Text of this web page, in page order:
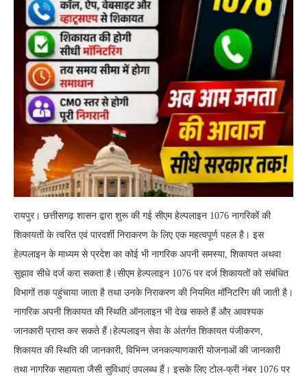
रायपुर। छत्तीसगढ़ शासन द्वारा शुरू की गई सीएम हेल्पलाइन 1076 नागरिकों की
शिकायतों के त्वरित एवं पारदर्शी निराकरण के लिए एक महत्वपूर्ण पहल है। इस
हेल्पलाइन के माध्यम से प्रदेश का कोई भी नागरिक अपनी समस्या, शिकायत अथवा
सुझाव सीधे दर्ज करा सकता है।सीएम हेल्पलाइन 1076 पर दर्ज शिकायतों को संबंधित
विभागों तक पहुंचाया जाता है तथा उनके निराकरण की नियमित मॉनिटरिंग की जाती है।
नागरिक अपनी शिकायत की स्थिति ऑनलाइन भी देख सकते हैं और आवश्यक
जानकारी प्राप्त कर सकते हैं।हेल्पलाइन सेवा के अंतर्गत शिकायत पंजीकरण,
शिकायत की स्थिति की जानकारी, विभिन्न जनकल्याणकारी योजनाओं की जानकारी
तथा नागरिक सहायता जैसी सुविधाएं उपलब्ध हैं। इसके लिए टोल-फ्री नंबर 1076 पर